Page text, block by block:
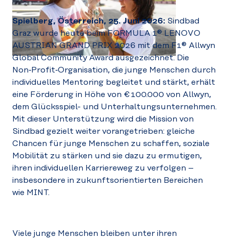
Spielberg, Österreich, 25. Juni 2026: Sindbad
Graz wurde heute beim FORMULA 1® LENOVO
AUSTRIAN GRAND PRIX 2026 mit dem F1® Allwyn
Global Community Award ausgezeichnet. Die
Non‑Profit‑Organisation, die junge Menschen durch
individuelles Mentoring begleitet und stärkt, erhält
eine Förderung in Höhe von € 100.000 von Allwyn,
dem Glücksspiel- und Unterhaltungsunternehmen.
Mit dieser Unterstützung wird die Mission von
Sindbad gezielt weiter vorangetrieben: gleiche
Chancen für junge Menschen zu schaffen, soziale
Mobilität zu stärken und sie dazu zu ermutigen,
ihren individuellen Karriereweg zu verfolgen –
insbesondere in zukunftsorientierten Bereichen
wie MINT.
Viele junge Menschen bleiben unter ihren